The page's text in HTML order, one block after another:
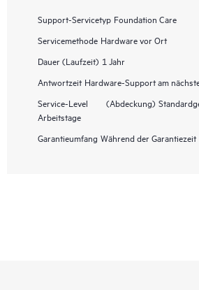
Support-Servicetyp Foundation Care
Servicemethode Hardware vor Ort
Dauer (Laufzeit) 1 Jahr
Antwortzeit Hardware-Support am
Service-Level (Abdeckung)
Arbeitstage
Garantieumfang Während der Garantiezeit